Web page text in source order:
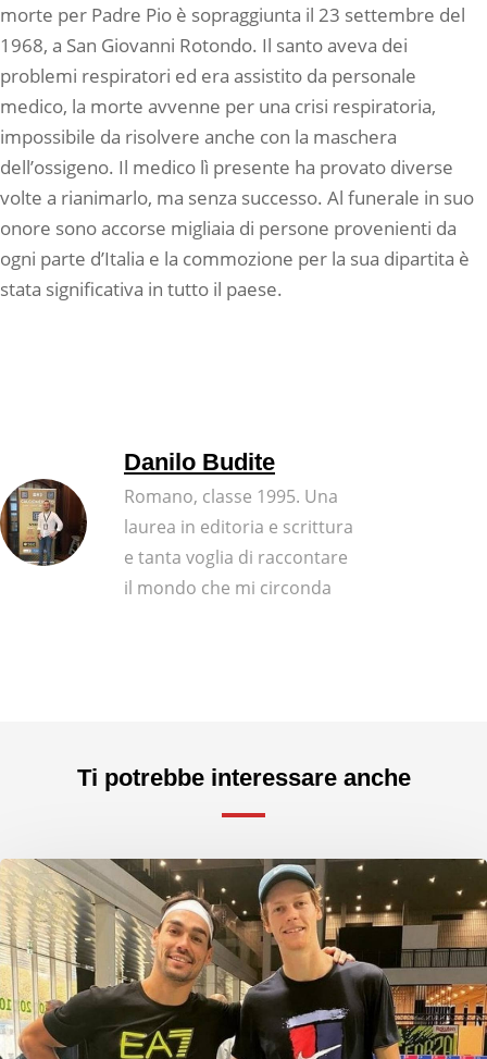
morte per Padre Pio è sopraggiunta il 23 settembre del
1968, a San Giovanni Rotondo. Il santo aveva dei
problemi respiratori ed era assistito da personale
medico, la morte avvenne per una crisi respiratoria,
impossibile da risolvere anche con la maschera
dell’ossigeno. Il medico lì presente ha provato diverse
volte a rianimarlo, ma senza successo. Al funerale in suo
onore sono accorse migliaia di persone provenienti da
ogni parte d’Italia e la commozione per la sua dipartita è
stata significativa in tutto il paese.
Danilo Budite
Romano, classe 1995. Una
laurea in editoria e scrittura
e tanta voglia di raccontare
il mondo che mi circonda
Ti potrebbe interessare anche